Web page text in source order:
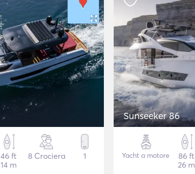
46 ft
14 m
8 Crociera 1
Sunseeker 86
Yacht a motore
86 ft
26 m